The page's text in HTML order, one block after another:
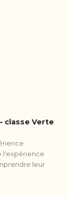
classe Verte
l'expérience
leur